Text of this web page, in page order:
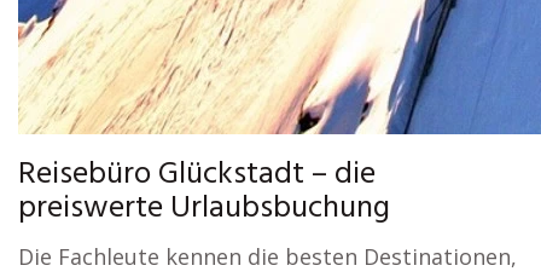
Reisebüro Glückstadt – die
preiswerte Urlaubsbuchung
Die Fachleute kennen die besten Destinationen,